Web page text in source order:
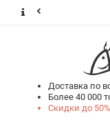
Доставка по
Более 40 000
Скидки до